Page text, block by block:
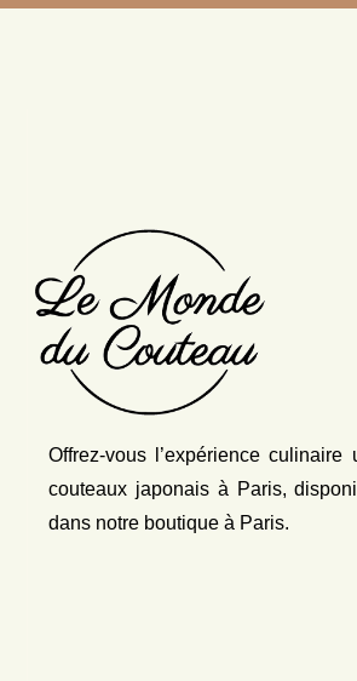
Offrez-vous l’expérience culinaire
couteaux japonais à Paris,
dans notre boutique à Paris.